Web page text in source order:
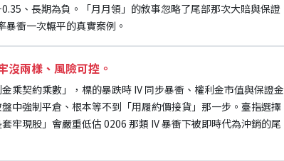
、長期為負。「月月領」的敘事忽略了尾部那次大賠與保證
衝一次輾平的真實案例。
沒兩樣、風險可控。
乘契約乘數」，標的暴跌時 IV 同步暴衝、權利金市值與保證金
中強制平倉、根本等不到「用履約價接貨」那一步。臺指選擇
牢現股」會嚴重低估 0206 那類 IV 暴衝下被即時代為沖銷的尾